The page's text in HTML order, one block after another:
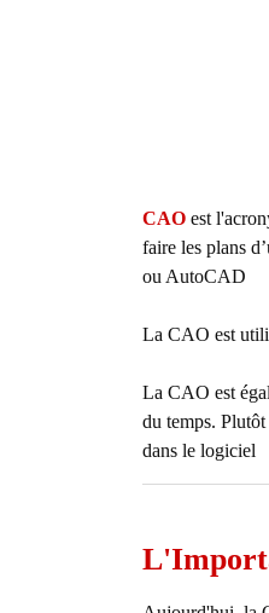
CAO est
faire les plans
ou AutoCAD
La CAO est
La CAO est
du temps.
dans le logiciel